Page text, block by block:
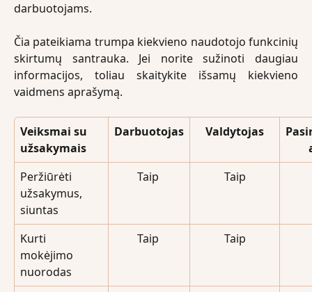
darbuotojams.
Čia pateikiama trumpa kiekvieno naudotojo funkcinių
skirtumų santrauka. Jei norite sužinoti daugiau
informacijos, toliau skaitykite išsamų kiekvieno
vaidmens aprašymą.
Veiksmai su
užsakymais
Darbuotojas Valdytojas
Peržiūrėti
užsakymus,
siuntas
Taip Taip
Kurti
mokėjimo
nuorodas
Taip Taip